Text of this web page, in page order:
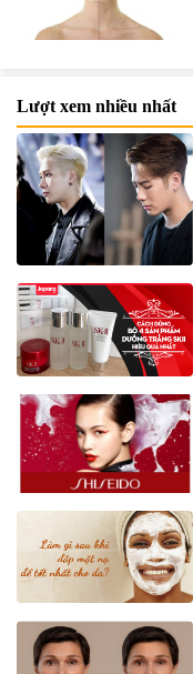
Lượt xem nhiều nhất